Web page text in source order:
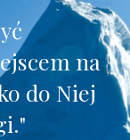
na
do Niej